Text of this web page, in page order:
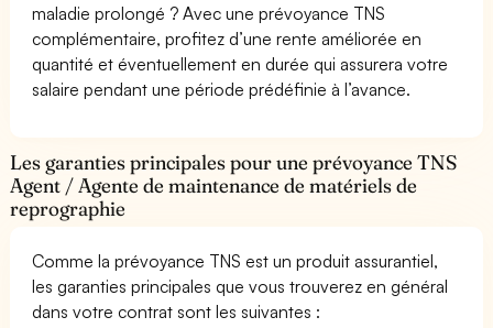
maladie prolongé ? Avec une prévoyance TNS
complémentaire, profitez d’une rente améliorée en
quantité et éventuellement en durée qui assurera votre
salaire pendant une période prédéfinie à l’avance.
Les garanties principales pour une prévoyance TNS
Agent / Agente de maintenance de matériels de
reprographie
Comme la prévoyance TNS est un produit assurantiel,
les garanties principales que vous trouverez en général
dans votre contrat sont les suivantes :